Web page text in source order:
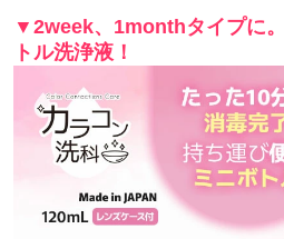
▼2week、1monthタイプに
トル洗浄液！